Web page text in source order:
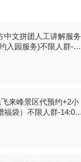
中文拼团人工讲解服务
入园服务)不限人群-标
来峰景区代预约+2小
福袋）不限人群-14:00
10人小团】